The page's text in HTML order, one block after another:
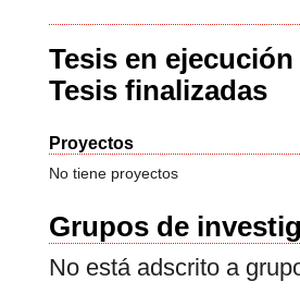
Tesis en ejecución
Tesis finalizadas
Proyectos
No tiene proyectos
Grupos de
No está adscrito a